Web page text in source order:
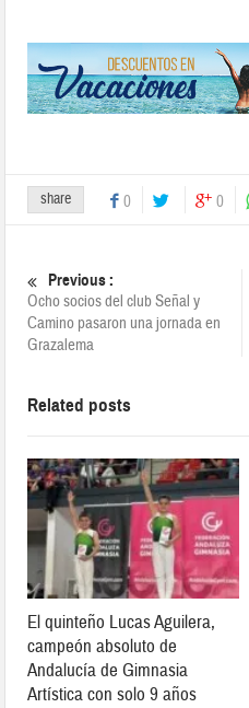
share 0 0
Previous :
Ocho socios del club Señal y
Camino pasaron una jornada en
Grazalema
Related posts
El quinteño Lucas Aguilera,
campeón absoluto de
Andalucía de Gimnasia
Artística con solo 9 años